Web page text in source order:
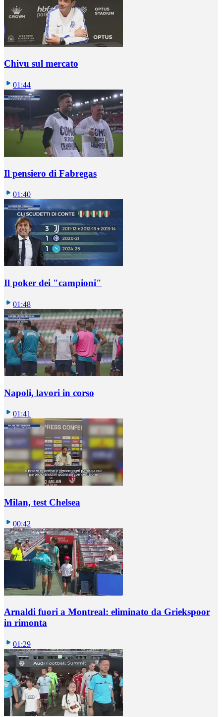
Chivu sul mercato
01:44
Il pensiero di Fabregas
01:40
Il poker dei "campioni"
01:48
Napoli, lavori in corso
01:41
Milan, test Chelsea
00:42
Arnaldi fuori a Montreal: eliminato da Griekspoor
in rimonta
01:29